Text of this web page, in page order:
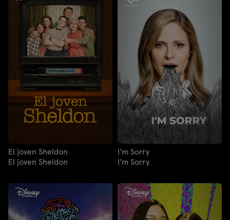
El joven Sheldon
El joven Sheldon
I'm Sorry
I'm Sorry